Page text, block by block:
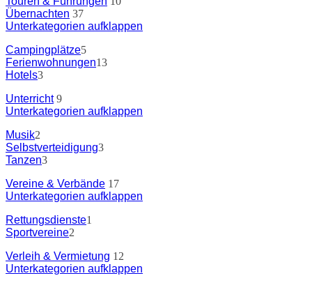
Übernachten 37
Unterkategorien aufklappen
Campingplätze5
Ferienwohnungen13
Hotels3
Unterricht9
Unterkategorien aufklappen
Musik2
Selbstverteidigung3
Tanzen3
Vereine & Verbände 17
Unterkategorien aufklappen
Rettungsdienste1
Sportvereine2
Verleih & Vermietung 12
Unterkategorien aufklappen